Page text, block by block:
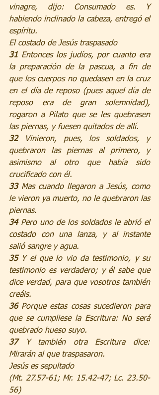
vinagre, dijo: Consumado es. Y
habiendo inclinado la cabeza, entregó el
espíritu.
El costado de Jesús traspasado
31 Entonces los judíos, por cuanto era
la preparación de la pascua, a fin de
que los cuerpos no quedasen en la cruz
en el día de reposo (pues aquel día de
reposo era de gran solemnidad),
rogaron a Pilato que se les quebrasen
las piernas, y fuesen quitados de allí.
32
Vinieron, pues, los soldados, y
quebraron las piernas al primero, y
asimismo al otro que había sido
crucificado con él.
33 Mas cuando llegaron a Jesús, como
le vieron ya muerto, no le quebraron las
piernas.
34 Pero uno de los soldados le abrió el
costado con una lanza, y al instante
salió sangre y agua.
35 Y el que lo vio da testimonio, y su
testimonio es verdadero; y él sabe que
dice verdad, para que vosotros también
creáis.
36 Porque estas cosas sucedieron para
que se cumpliese la Escritura: No será
quebrado hueso suyo.
37
Y también otra Escritura dice:
Mirarán al que traspasaron.
Jesús es sepultado
(Mt. 27.57-61; Mr. 15.42-47; Lc. 23.50-
56)